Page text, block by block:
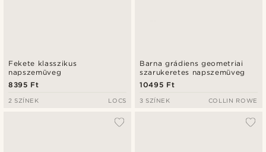
Fekete klasszikus
napszemüveg
8395 Ft
2 SZÍNEK LOCS
Barna grádiens geometriai
szarukeretes napszemüveg
10495 Ft
3 SZÍNEK COLLIN ROWE